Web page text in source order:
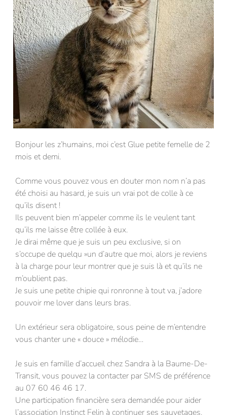
Bonjour les z’humains, moi c’est Glue petite femelle de 2
mois et demi.
Comme vous pouvez vous en douter mon nom n’a pas
été choisi au hasard, je suis un vrai pot de colle à ce
qu’ils disent !
Ils peuvent bien m’appeler comme ils le veulent tant
qu’ils me laisse être collée à eux.
Je dirai même que je suis un peu exclusive, si on
s’occupe de quelqu »un d’autre que moi, alors je reviens
à la charge pour leur montrer que je suis là et qu’ils ne
m’oublient pas.
Je suis une petite chipie qui ronronne à tout va, j’adore
pouvoir me lover dans leurs bras.
Un extérieur sera obligatoire, sous peine de m’entendre
vous chanter une « douce » mélodie…
Je suis en famille d’accueil chez Sandra à la Baume-De-
Transit, vous pouvez la contacter par SMS de préférence
au 07 60 46 46 17.
Une participation financière sera demandée pour aider
l’association Instinct Felin à continuer ses sauvetages.